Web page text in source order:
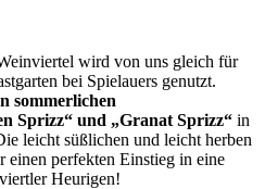
wird von uns gleich für
bei Spielauers genutzt.
sommerlichen
Sprizz“ und „Granat Sprizz“ in
leicht süßlichen und leicht herben
einen perfekten Einstieg in eine
Heurigen!